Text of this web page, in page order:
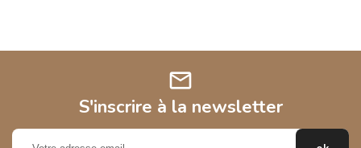
mail
S'inscrire à la newsletter